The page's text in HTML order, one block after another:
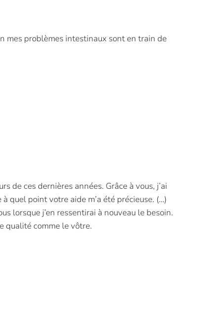
mes problèmes intestinaux sont en train de
de ces dernières années. Grâce à vous, j’ai
quel point votre aide m’a été précieuse. (…)
lorsque j’en ressentirai à nouveau le besoin.
qualité comme le vôtre.